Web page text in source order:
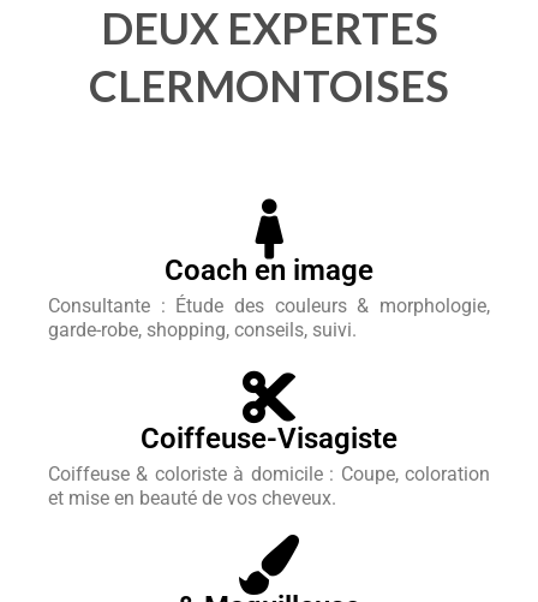
DEUX EXPERTES
CLERMONTOISES
Coach en image
Consultante : Étude des couleurs & morphologie,
garde-robe, shopping, conseils, suivi.
Coiffeuse-Visagiste
Coiffeuse & coloriste à domicile : Coupe, coloration
et mise en beauté de vos cheveux.